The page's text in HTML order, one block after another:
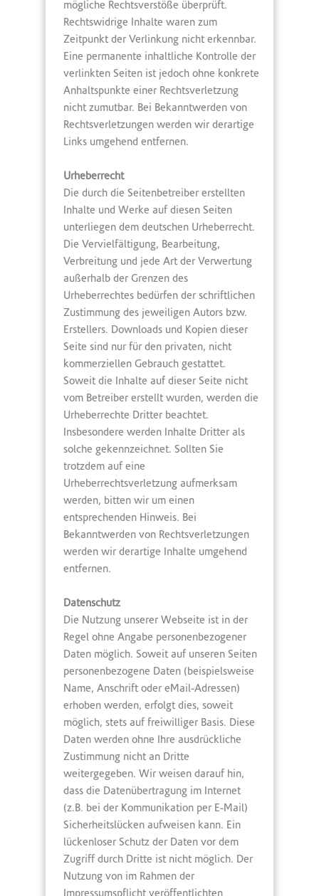
mögliche Rechtsverstöße überprüft.
Rechtswidrige Inhalte waren zum
Zeitpunkt der Verlinkung nicht erkennbar.
Eine permanente inhaltliche Kontrolle der
verlinkten Seiten ist jedoch ohne konkrete
Anhaltspunkte einer Rechtsverletzung
nicht zumutbar. Bei Bekanntwerden von
Rechtsverletzungen werden wir derartige
Links umgehend entfernen.
Urheberrecht
Die durch die Seitenbetreiber erstellten
Inhalte und Werke auf diesen Seiten
unterliegen dem deutschen Urheberrecht.
Die Vervielfältigung, Bearbeitung,
Verbreitung und jede Art der Verwertung
außerhalb der Grenzen des
Urheberrechtes bedürfen der schriftlichen
Zustimmung des jeweiligen Autors bzw.
Erstellers. Downloads und Kopien dieser
Seite sind nur für den privaten, nicht
kommerziellen Gebrauch gestattet.
Soweit die Inhalte auf dieser Seite nicht
vom Betreiber erstellt wurden, werden die
Urheberrechte Dritter beachtet.
Insbesondere werden Inhalte Dritter als
solche gekennzeichnet. Sollten Sie
trotzdem auf eine
Urheberrechtsverletzung aufmerksam
werden, bitten wir um einen
entsprechenden Hinweis. Bei
Bekanntwerden von Rechtsverletzungen
werden wir derartige Inhalte umgehend
entfernen.
Datenschutz
Die Nutzung unserer Webseite ist in der
Regel ohne Angabe personenbezogener
Daten möglich. Soweit auf unseren Seiten
personenbezogene Daten (beispielsweise
Name, Anschrift oder eMail-Adressen)
erhoben werden, erfolgt dies, soweit
möglich, stets auf freiwilliger Basis. Diese
Daten werden ohne Ihre ausdrückliche
Zustimmung nicht an Dritte
weitergegeben. Wir weisen darauf hin,
dass die Datenübertragung im Internet
(z.B. bei der Kommunikation per E-Mail)
Sicherheitslücken aufweisen kann. Ein
lückenloser Schutz der Daten vor dem
Zugriff durch Dritte ist nicht möglich. Der
Nutzung von im Rahmen der